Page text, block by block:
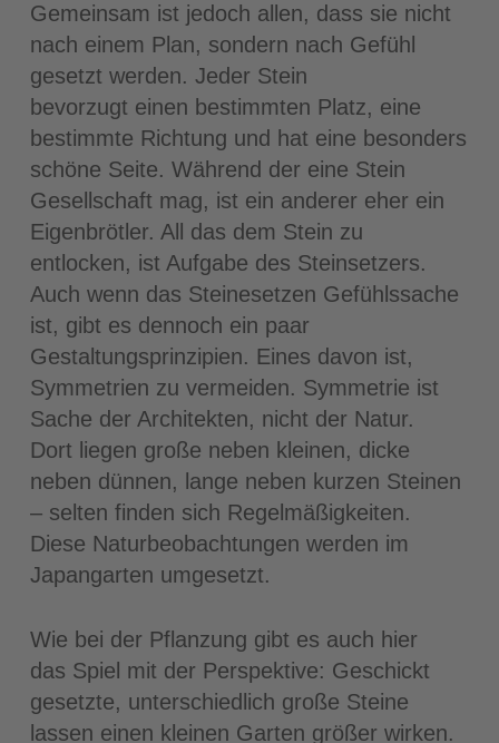
Gemeinsam ist jedoch allen, dass sie nicht
nach einem Plan, sondern nach Gefühl
gesetzt werden. Jeder Stein
bevorzugt einen bestimmten Platz, eine
bestimmte Richtung und hat eine besonders
schöne Seite. Während der eine Stein
Gesellschaft mag, ist ein anderer eher ein
Eigenbrötler. All das dem Stein zu
entlocken, ist Aufgabe des Steinsetzers.
Auch wenn das Steinesetzen Gefühlssache
ist, gibt es dennoch ein paar
Gestaltungsprinzipien. Eines davon ist,
Symmetrien zu vermeiden. Symmetrie ist
Sache der Architekten, nicht der Natur.
Dort liegen große neben kleinen, dicke
neben dünnen, lange neben kurzen Steinen
– selten finden sich Regelmäßigkeiten.
Diese Naturbeobachtungen werden im
Japangarten umgesetzt.
Wie bei der Pflanzung gibt es auch hier
das Spiel mit der Perspektive: Geschickt
gesetzte, unterschiedlich große Steine
lassen einen kleinen Garten größer wirken.